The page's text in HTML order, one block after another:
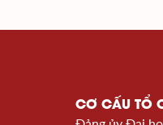
CƠ CẤU TỔ